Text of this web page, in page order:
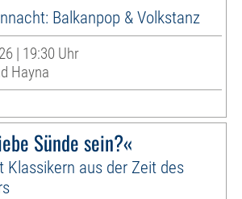
Balkanpop & Volkstanz
| 19:30 Uhr
Hayna
Sünde sein?«
Klassikern aus der Zeit des